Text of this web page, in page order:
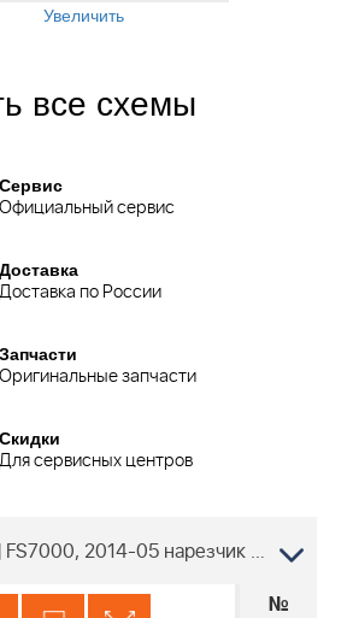
Увеличить
все схемы
Сервис
Официальный сервис
Доставка
Доставка по России
Запчасти
Оригинальные запчасти
Скидки
Для сервисных центров
20 5 КОЛЕСО | FS7000, 2014-05 нарезчик швов Husqvarna | запчасти |
№